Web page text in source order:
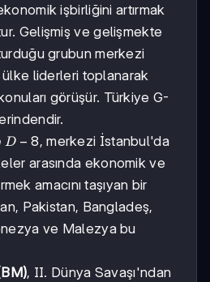
işbirliğini artırmak
Gelişmiş ve gelişmekte
grubun merkezi
ülke liderleri toplanarak
görüşür. Türkiye G-
D-
8
D − 8, merkezi İstanbul'da
arasında ekonomik ve
amacını taşıyan bir
Pakistan, Bangladeş,
ve Malezya bu
, II. Dünya Savaşı'ndan